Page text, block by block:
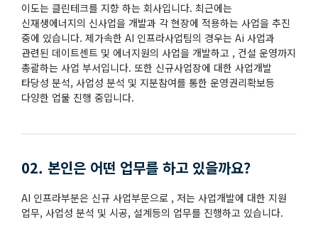
이도는 클린테크를 지향 하는 회사입니다. 최근에는
신재생에너지의 신사업을 개발과 각 현장에 적용하는 사업을 추진
중에 있습니다. 제가속한 AI 인프라사업팀의 경우는 Ai 사업과
관련된 데이트센트 및 에너지원의 사업을 개발하고 , 건설 운영까지
총괄하는 사업 부서입니다. 또한 신규사업장에 대한 사업개발
타당성 분석, 사업성 분석 및 지분참여를 통한 운영권리확보등
다양한 업물 진행 중입니다.
02. 본인은 어떤 업무를 하고 있을까요?
AI 인프라부분은 신규 사업부문으로 , 저는 사업개발에 대한 지원
업무, 사업성 분석 및 시공, 설계등의 업무를 진행하고 있습니다.